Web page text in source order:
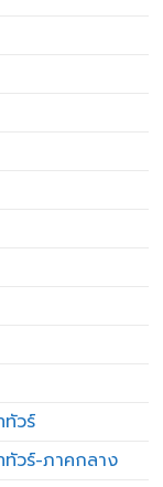
วร์
ทัวร์-ภาคกลาง